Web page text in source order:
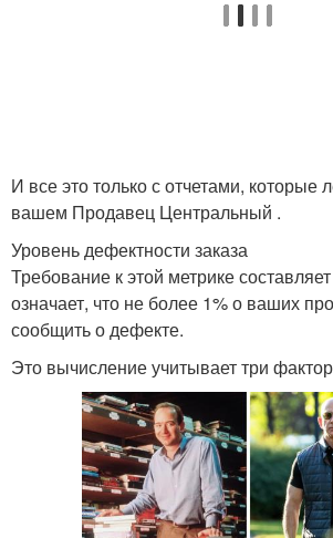
И все это только с отчетами, которые
вашем Продавец Центральный .
Уровень дефектности заказа
Требование к этой метрике
означает, что не более 1% о ваших
сообщить о дефекте.
Это вычисление учитывает три